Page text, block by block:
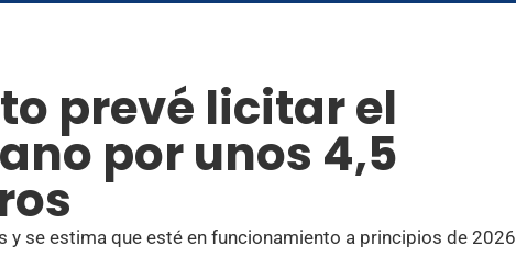
prevé licitar el
por unos 4,5
y se estima que esté en funcionamiento a principios de 2026